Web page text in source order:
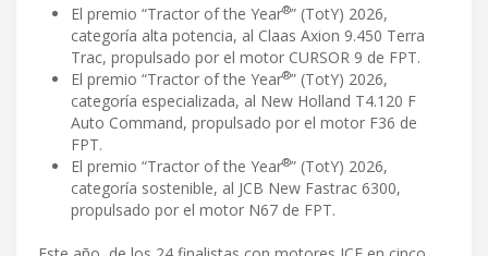
El premio “Tractor of the Year®” (TotY) 2026,
categoría alta potencia, al Claas Axion 9.450 Terra
Trac, propulsado por el motor CURSOR 9 de FPT.
El premio “Tractor of the Year®” (TotY) 2026,
categoría especializada, al New Holland T4.120 F
Auto Command, propulsado por el motor F36 de
FPT.
El premio “Tractor of the Year®” (TotY) 2026,
categoría sostenible, al JCB New Fastrac 6300,
propulsado por el motor N67 de FPT.